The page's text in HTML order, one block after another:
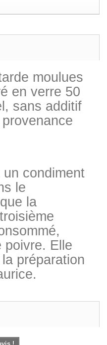
moulues
en verre 50
sans additif
condiment
le
la
poivre. Elle
préparation